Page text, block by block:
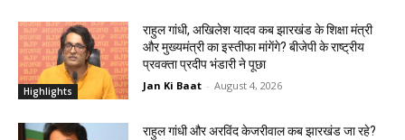
Highlights
राहुल गांधी, अखिलेश यादव कब झारखंड के शिक्षा मंत्री
और मुख्यमंत्री का इस्तीफा मांगेंगे? बीजेपी के राष्ट्रीय
प्रवक्ता प्रदीप भंडारी ने पूछा
Jan Ki Baat - August 4, 2026
राहुल गांधी और अरविंद केजरीवाल कब झारखंड जा रहे?